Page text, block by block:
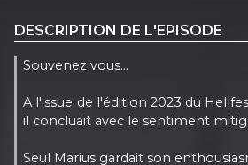
DESCRIPTION DE L'EPISODE
Souvenez vous...
A l'issue de l'édition 2023 du
il concluait avec le sentiment
Seul Marius gardait son